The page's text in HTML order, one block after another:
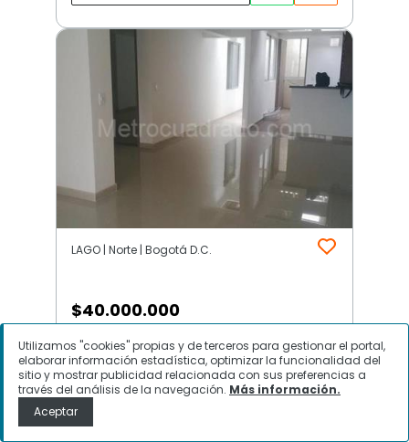
LAGO | Norte | Bogotá D.C.
$40.000.000
Local Comercial en Arriendo, LAGO,
Bogotá D.C.
Utilizamos "cookies" propias y de terceros para gestionar el portal,
elaborar información estadística, optimizar la funcionalidad del
sitio y mostrar publicidad relacionada con sus preferencias a
través del análisis de la navegación. Más información.
Aceptar